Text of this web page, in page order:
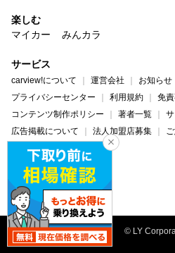
楽しむ
マイカー
みんカラ
サービス
carview!について 運営会社 お知らせ
プライバシーセンター
利用規約
免
コンテンツ制作ポリシー
著者一覧
広告掲載について
法人加盟店募集
ヘルプ・お問い合わせ
carview! Yahoo! JAPAN
© LY